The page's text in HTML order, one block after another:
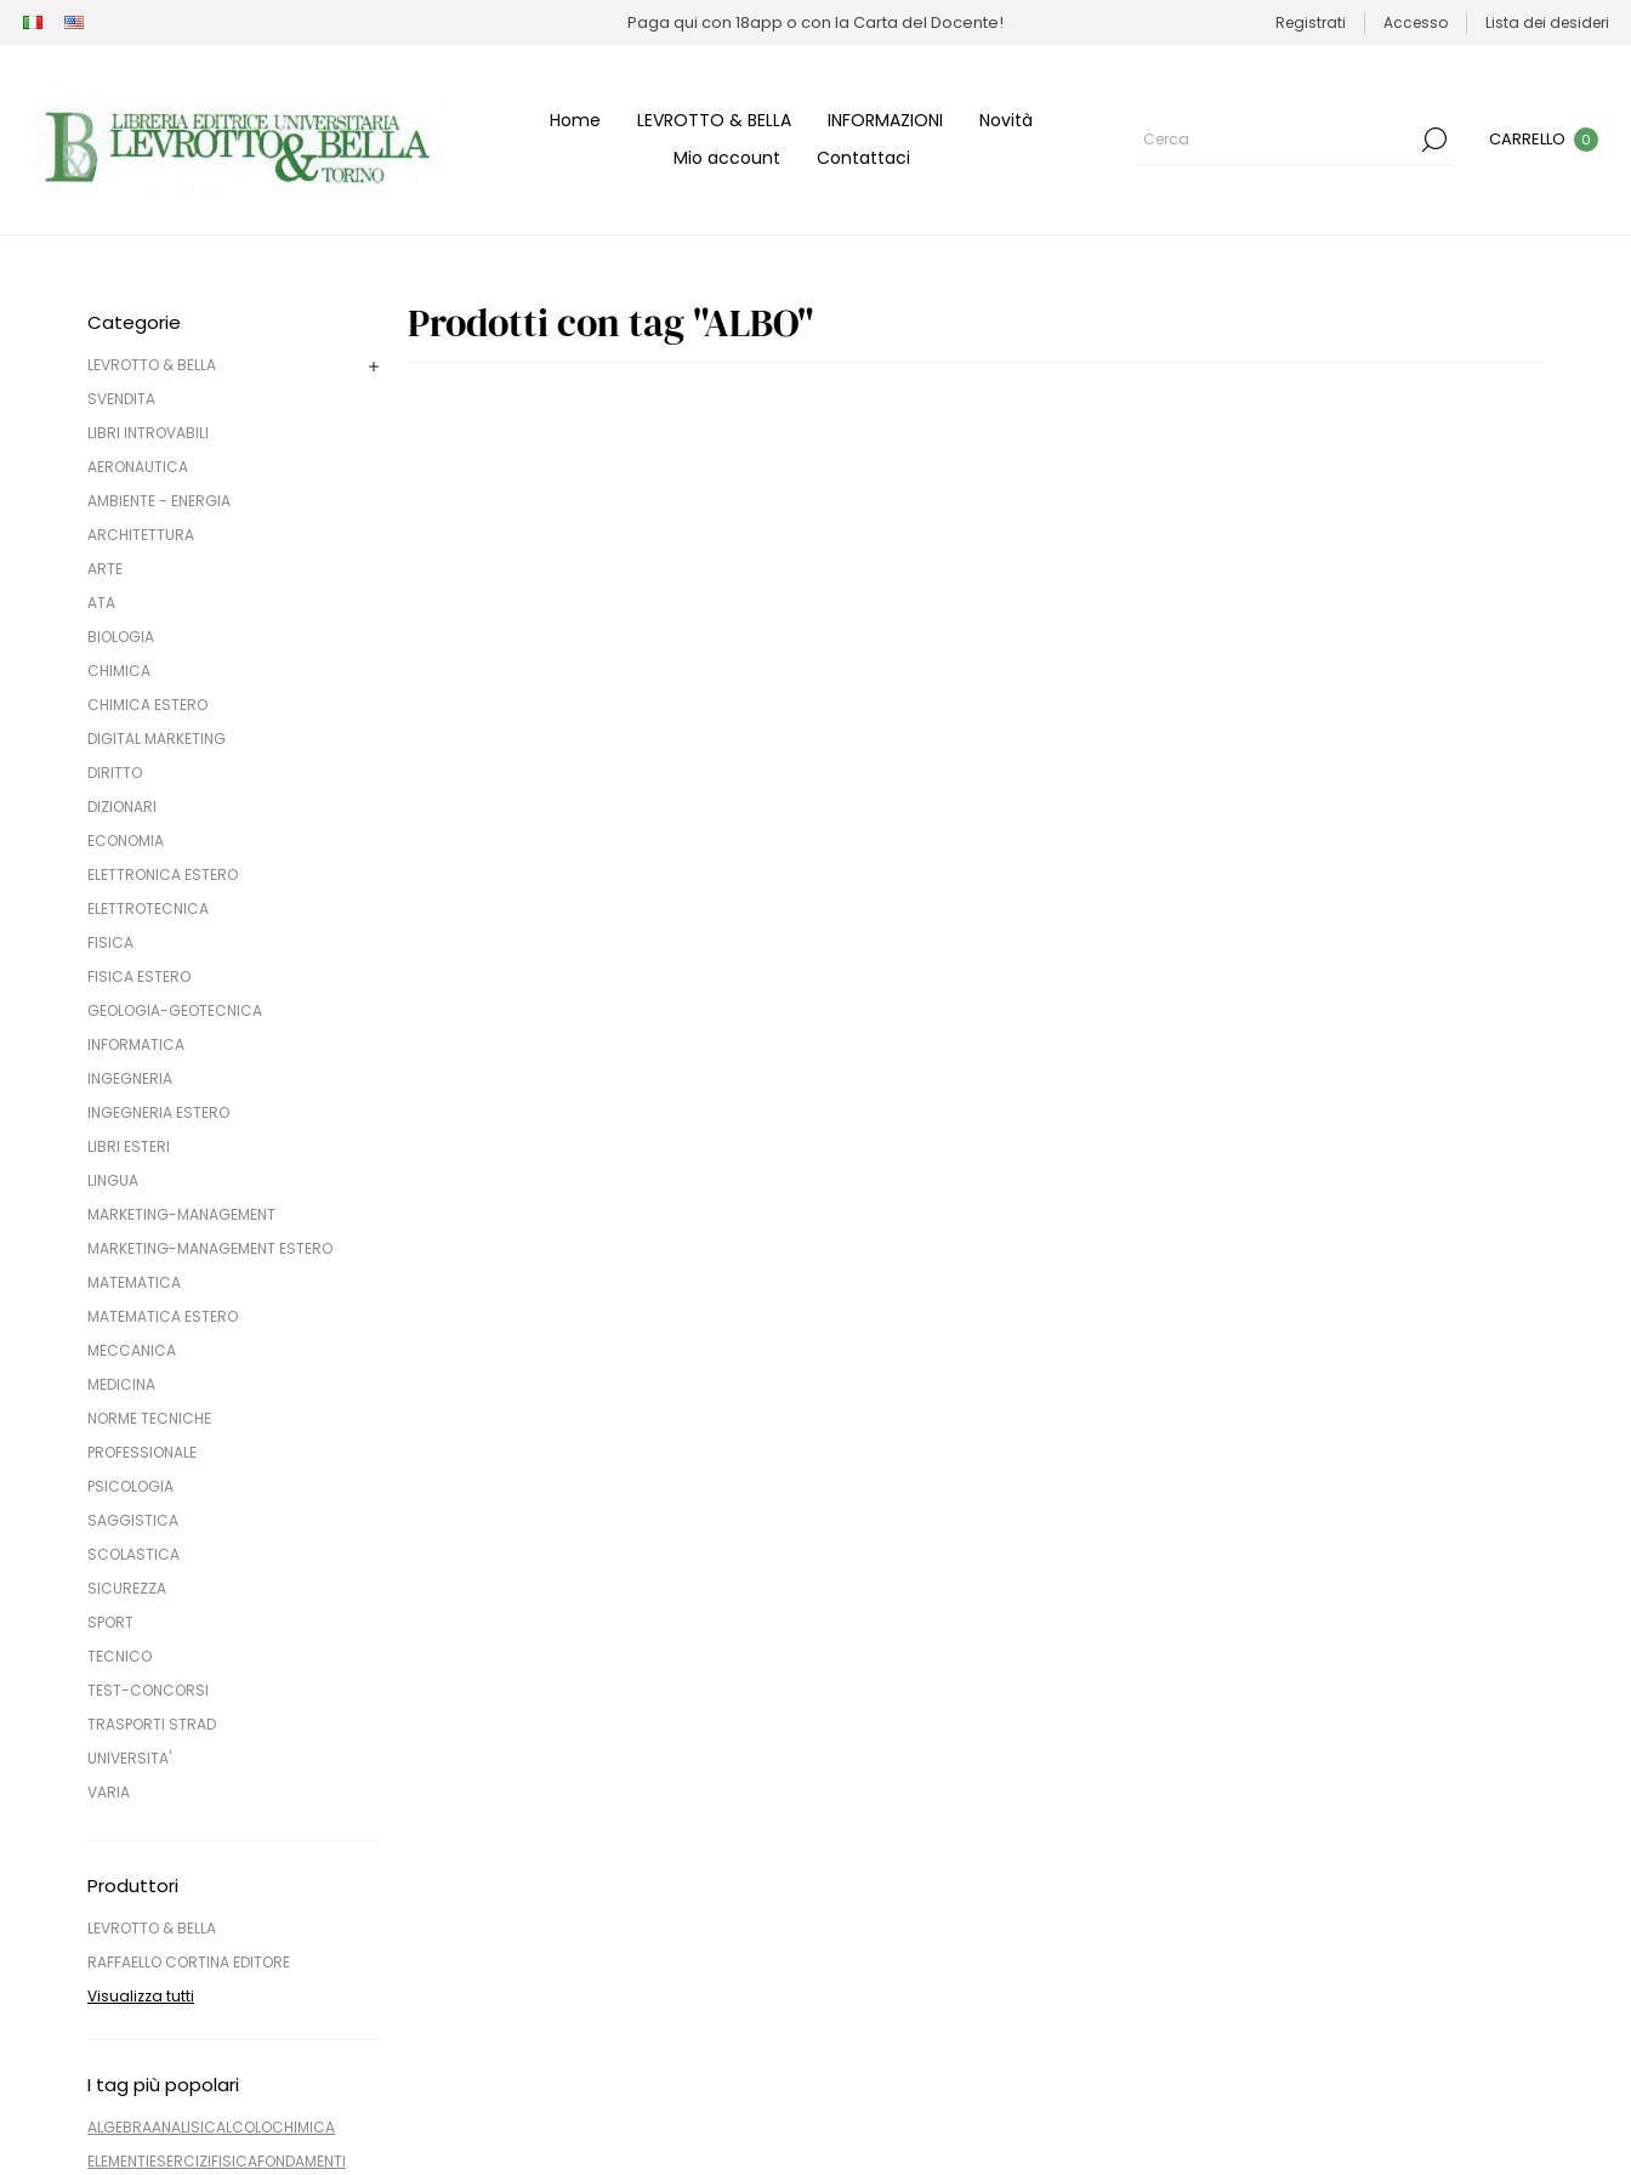
Paga qui con 18app o con la Carta del Docente! Registrati Accesso Lista dei desideri
Home LEVROTTO & BELLA INFORMAZIONI
Novità
Mio account
Contattaci
CARRELLO 0
Categorie
LEVROTTO & BELLA
SVENDITA
LIBRI INTROVABILI
AERONAUTICA
AMBIENTE - ENERGIA
ARCHITETTURA
ARTE
ATA
BIOLOGIA
CHIMICA
CHIMICA ESTERO
DIGITAL MARKETING
DIRITTO
DIZIONARI
ECONOMIA
ELETTRONICA ESTERO
ELETTROTECNICA
FISICA
FISICA ESTERO
GEOLOGIA-GEOTECNICA
INFORMATICA
INGEGNERIA
INGEGNERIA ESTERO
LIBRI ESTERI
LINGUA
MARKETING-MANAGEMENT
MARKETING-MANAGEMENT ESTERO
MATEMATICA
MATEMATICA ESTERO
MECCANICA
MEDICINA
NORME TECNICHE
PROFESSIONALE
PSICOLOGIA
SAGGISTICA
SCOLASTICA
SICUREZZA
SPORT
TECNICO
TEST-CONCORSI
TRASPORTI STRAD
UNIVERSITA'
VARIA
Produttori
LEVROTTO & BELLA
RAFFAELLO CORTINA EDITORE
Visualizza tutti
I tag più popolari
ALGEBRAANALISICALCOLOCHIMICA
ELEMENTIESERCIZIFISICAFONDAMENTI
Prodotti con tag "ALBO"